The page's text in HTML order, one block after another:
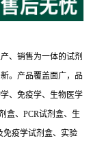
、销售为一体的试剂
。产品覆盖面广，品
、免疫学、生物医学
盒、PCR试剂盒、生
免疫学试剂盒、实验